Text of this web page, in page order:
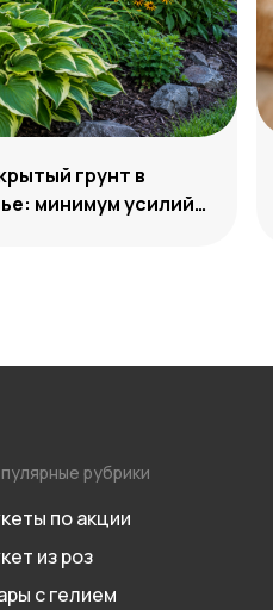
грунт в
минимум усилий,
рубрики
по акции
из роз
с гелием